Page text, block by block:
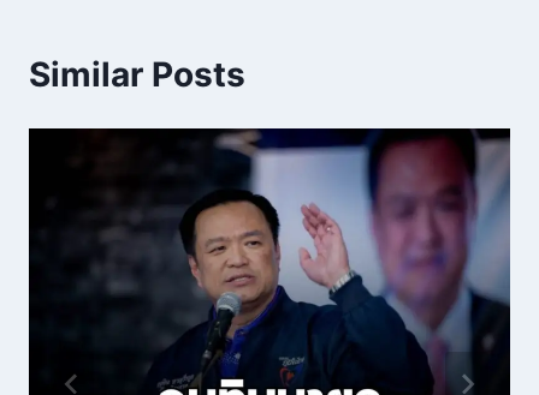
Similar Posts